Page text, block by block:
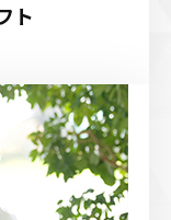
ト